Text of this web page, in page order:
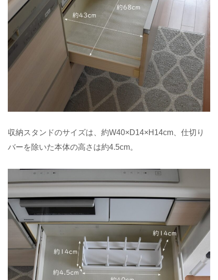
収納スタンドのサイズは、約W40×D14×H14cm、仕切り
バーを除いた本体の高さは約4.5cm。